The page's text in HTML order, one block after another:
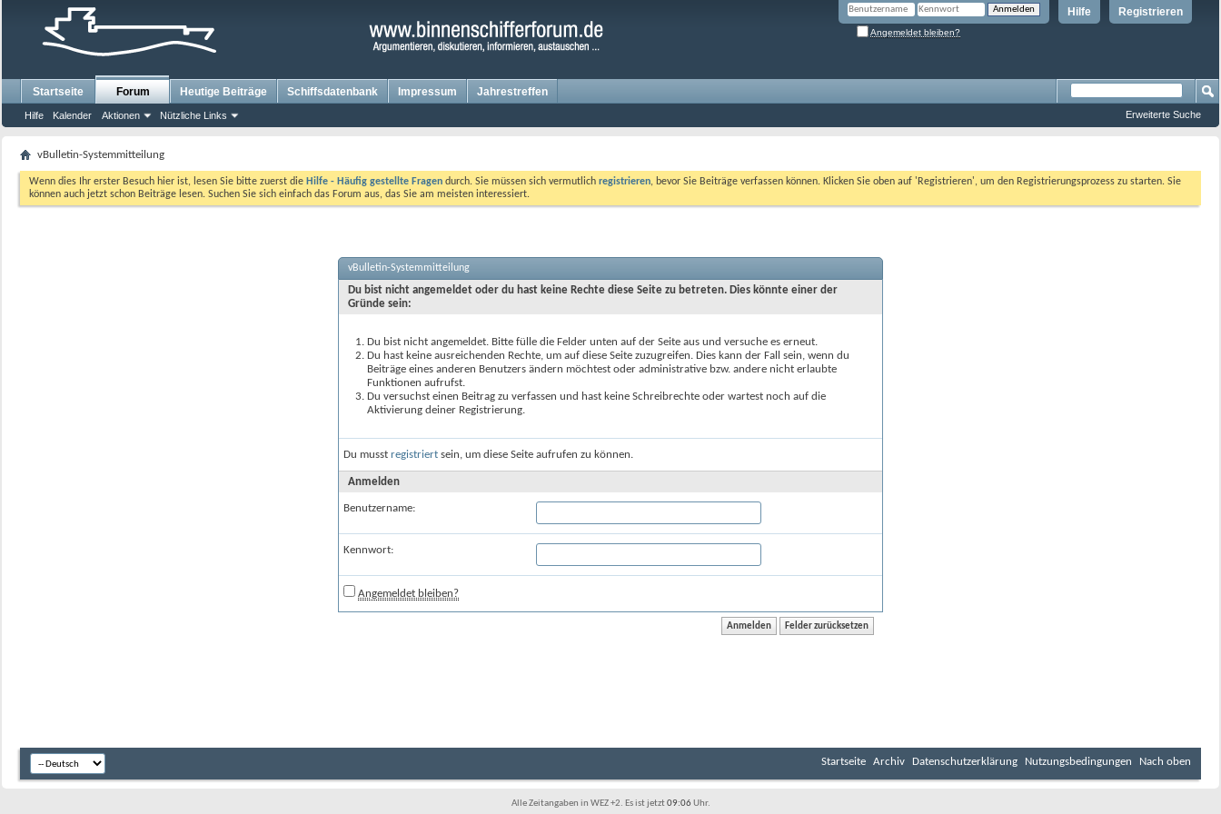
Registrieren
Hilfe
Angemeldet bleiben?
Startseite Forum
Hilfe Kalender Aktionen Nützliche Links
Heutige Beiträge Schiffsdatenbank Impressum Jahrestreffen
Erweiterte Suche
vBulletin-Systemmitteilung
Wenn dies Ihr erster Besuch hier ist, lesen Sie bitte zuerst die Hilfe - Häufig gestellte Fragen durch. Sie müssen sich vermutlich registrieren, bevor Sie Beiträge verfassen können. Klicken Sie oben auf 'Registrieren', um den Registrierungsprozess zu starten. Sie
können auch jetzt schon Beiträge lesen. Suchen Sie sich einfach das Forum aus, das Sie am meisten interessiert.
vBulletin-Systemmitteilung
Du bist nicht angemeldet oder du hast keine Rechte diese Seite zu betreten. Dies könnte einer der
Gründe sein:
Du bist nicht angemeldet. Bitte fülle die Felder unten auf der Seite aus und versuche es erneut.
Du hast keine ausreichenden Rechte, um auf diese Seite zuzugreifen. Dies kann der Fall sein, wenn du
Beiträge eines anderen Benutzers ändern möchtest oder administrative bzw. andere nicht erlaubte
Funktionen aufrufst.
Du versuchst einen Beitrag zu verfassen und hast keine Schreibrechte oder wartest noch auf die
Aktivierung deiner Registrierung.
Du musst registriert sein, um diese Seite aufrufen zu können.
Anmelden
Benutzername:
Kennwort:
Angemeldet bleiben?
Startseite Archiv Datenschutzerklärung Nutzungsbedingungen Nach oben
Alle Zeitangaben in WEZ +2. Es ist jetzt09:06Uhr.